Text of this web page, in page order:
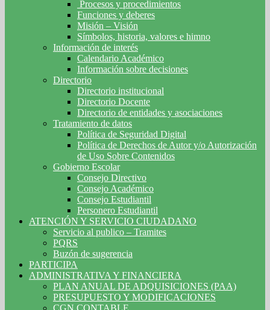
Procesos y procedimientos
Funciones y deberes
Misión – Visión
Símbolos, historia, valores e himno
Información de interés
Calendario Académico
Información sobre decisiones
Directorio
Directorio institucional
Directorio Docente
Directorio de entidades y asociaciones
Tratamiento de datos
Política de Seguridad Digital
Política de Derechos de Autor y/o Autorización
de Uso Sobre Contenidos
Gobierno Escolar
Consejo Directivo
Consejo Académico
Consejo Estudiantil
Personero Estudiantil
ATENCIÓN Y SERVICIO CIUDADANO
Servicio al publico – Tramites
PQRS
Buzón de sugerencia
PARTICIPA
ADMINISTRATIVA Y FINANCIERA
PLAN ANUAL DE ADQUISICIONES (PAA)
PRESUPUESTO Y MODIFICACIONES
CGN CONTABLE